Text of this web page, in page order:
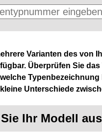
Varianten des von
Überprüfen Sie
Typenbezeichnung
Unterschiede
Ihr Modell